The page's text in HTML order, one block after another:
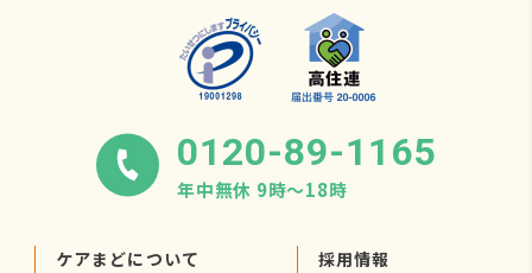
0120-89-1165
年中無休 9時〜18時
ケアまどについて
採用情報